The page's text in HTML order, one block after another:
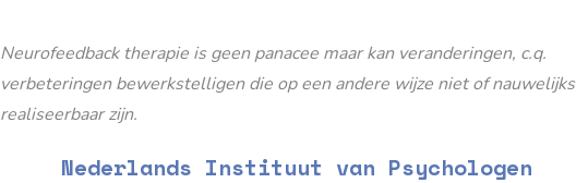
Neurofeedback therapie is geen panacee maar kan veranderingen, c.q.
verbeteringen bewerkstelligen die op een andere wijze niet of nauwelijks
realiseerbaar zijn.
Nederlands Instituut van Psychologen